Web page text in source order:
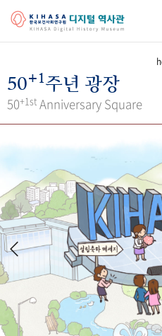
걸어온 길 기관 변천사
키워드로 보는 연
간행물 변천사
기록물 아카이브
사진 아카이브 문서 기록물
50+1 주년 기념
성과 50선 숫자로 보는 50년
50+1주년 광장
50+1st Anniversary Square